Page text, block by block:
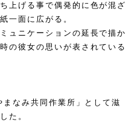
上げる事で偶発的に色が混ざ
一面に広がる。
ュニケーションの延長で描か
の彼女の思いが表されている
なみ共同作業所」として滋
た。